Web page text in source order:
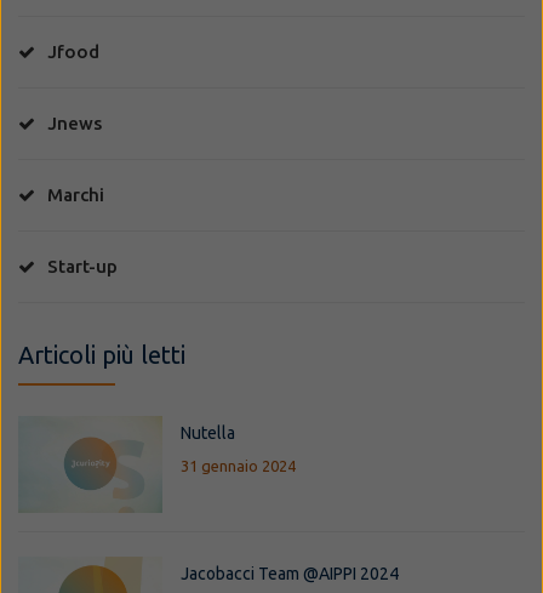
Jfood
Jnews
Marchi
Start-up
Articoli più letti
Nutella
31 gennaio 2024
Jacobacci Team @AIPPI 2024